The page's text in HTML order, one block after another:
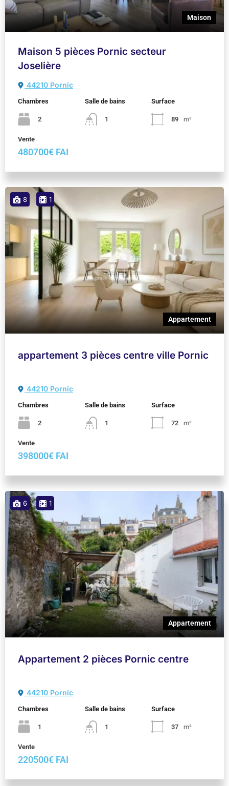
Maison
Maison 5 pièces Pornic secteur
Joselière
44210 Pornic
Chambres
2
Salle de bains
1
Surface
89 m²
Vente
480700€ FAI
8 1
Appartement
appartement 3 pièces centre ville Pornic
44210 Pornic
Chambres
2
Salle de bains
1
Surface
72 m²
Vente
398000€ FAI
6 1
Appartement
Appartement 2 pièces Pornic centre
44210 Pornic
Chambres
1
Salle de bains
1
Surface
37 m²
Vente
220500€ FAI